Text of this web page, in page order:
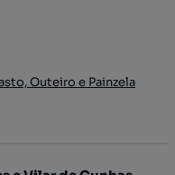
Outeiro e Painzela